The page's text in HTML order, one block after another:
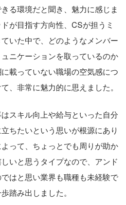
る環境だと聞き、魅力に感じま
が目指す方向性、CSが担うミ
いた中で、どのようなメンバー
ニケーションを取っているのか
載っていない職場の空気感につ
、非常に魅力的に思えました。
スキル向上や給与といった自分
ちたいという思いが根源にあり
って、ちょっとでも周りが助か
いと思うタイプなので、アンド
はと思い業界も職種も未経験で
踏み出しました。